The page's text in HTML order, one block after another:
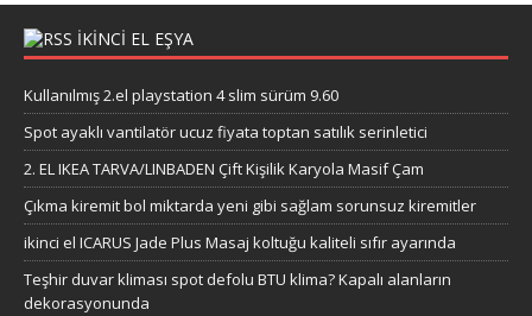
IKINCI EL EŞYA
Kullanılmış 2.el playstation 4 slim sürüm 9.60
Spot ayaklı vantilatör ucuz fiyata toptan satılık serinletici
2. EL IKEA TARVA/LINBADEN Çift Kişilik Karyola Masif Çam
Çıkma kiremit bol miktarda yeni gibi sağlam sorunsuz kiremitler
ikinci el ICARUS Jade Plus Masaj koltuğu kaliteli sıfır ayarında
Teşhir duvar kliması spot defolu BTU klima? Kapalı alanların
dekorasyonunda